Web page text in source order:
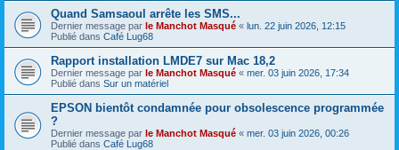
Quand Samsaoul arrête les SMS...
Dernier message par le Manchot Masqué « lun. 22 juin 2026, 12:15
Publié dans Café Lug68
Rapport installation LMDE7 sur Mac 18,2
Dernier message par le Manchot Masqué « mer. 03 juin 2026, 17:34
Publié dans Sur un matériel
EPSON bientôt condamnée pour obsolescence programmée
?
Dernier message par le Manchot Masqué « mer. 03 juin 2026, 00:26
Publié dans Café Lug68